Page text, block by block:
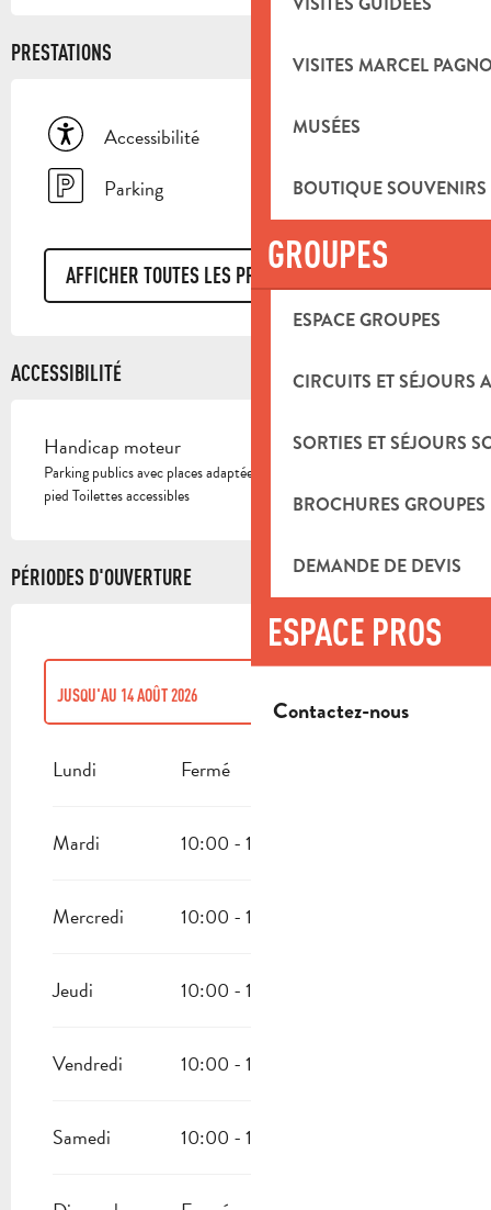
VISITES MARCEL
MUSÉES
BOUTIQUE
GROUPES
ESPACE GROUPES
CIRCUITS ET SÉJOURS
SORTIES ET SÉJOURS
BROCHURES GROUPES
DEMANDE DE DEVIS
ESPACE PROS
Contactez-nous
PRESTATIONS
Accessibilité
Parking
AFFICHER TOUTES LES PRESTATIONS
ACCESSIBILITÉ
Handicap moteur
Parking publics avec places adaptées à proximité Entrée de plain-
pied Toilettes accessibles
PÉRIODES D'OUVERTURE
JUSQU'AU 14 AOÛT 2026
16 AOÛT 2026 31 AOÛT 2026
Lundi Fermé
Mardi 10:00 - 17:00
Mercredi 10:00 - 17:00
Jeudi 10:00 - 17:00
Vendredi 10:00 - 17:00
Samedi 10:00 - 17:00